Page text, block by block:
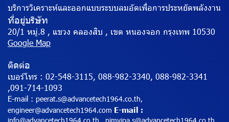
บริการวิเคราะห์และออกแบบระบบลมอัดเพื่อการประหยัดพลังงาน
ที่อยู่บริษัท
20/1 หมู่.8 , แขวง คลองสิบ , เขต หนองจอก กรุงเทพ 10530
Google Map
ติดต่อ
เบอร์โทร : 02-548-3115, 088-982-3340, 088-982-3341
,091-714-1093
E-mail : peerat.s@advancetech1964.co.th,
engineer@advancetech1964.com E-mail :